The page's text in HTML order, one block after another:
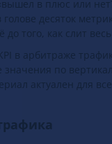
в плюс или
десяток
до того, как слит
в арбитраже
по
актуален для